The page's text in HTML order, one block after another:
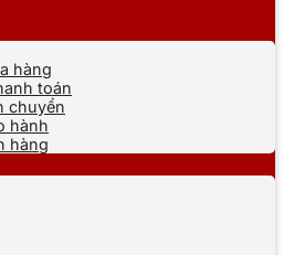
hàng
toán
chuyển
hành
hàng